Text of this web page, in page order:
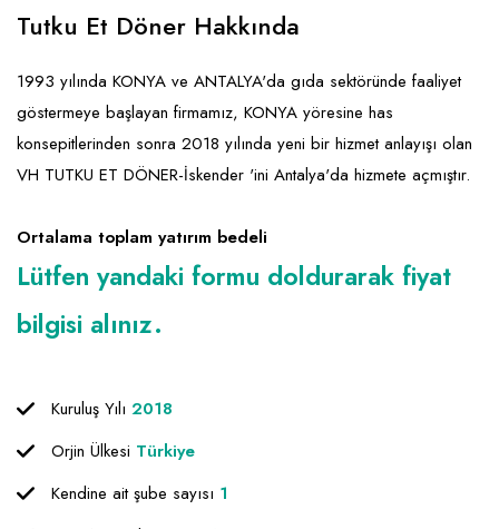
Sağlık Güzellik
Turizm - Eğlence
Mobilya ve Ev Tekstili
Oyuncak ve Hediyelik
Takı
Yapı Malzemesi - Hırdavat
Gıda ve Sarf Malzemeleri
Güvenlik - Temizlik
Giyim - Aksesuar
Hukuk - Marka - Patent ve Tercüme
Isıtma - Soğutma ve Havalandırma
Lojistik - Kargo ve Kurye
Matbaa - Fotoğraf
Mobilya Dekorasyon
Proje - İnşaat ve Tesisat
Tutku Et Döner Hakkında
1993 yılında KONYA ve ANTALYA'da gıda sektöründe faaliyet
göstermeye başlayan firmamız, KONYA yöresine has
konsepitlerinden sonra 2018 yılında yeni bir hizmet anlayışı olan
VH TUTKU ET DÖNER-İskender 'ini Antalya'da hizmete açmıştır.
Ortalama toplam yatırım bedeli
Lütfen yandaki formu doldurarak fiyat
bilgisi alınız.
Kuruluş Yılı 2018
Orjin Ülkesi Türkiye
Kendine ait şube sayısı 1